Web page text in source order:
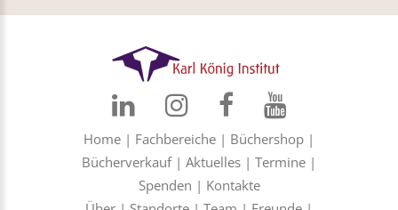
Home | Fachbereiche | Büchershop |
Bücherverkauf| Aktuelles | Termine |
Spenden | Kontakte